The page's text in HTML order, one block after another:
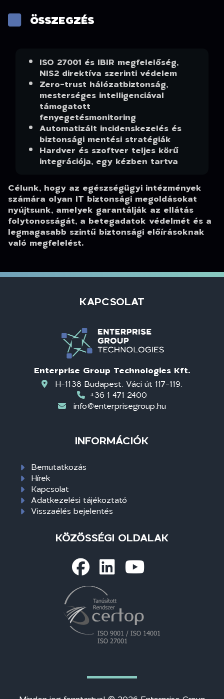
ÖSSZEGZÉS
ISO 27001 és IBIR megfelelőség,
NIS2 direktíva szerinti védelem
Zero-trust hálózatbiztonság,
mesterséges intelligenciával
támogatott
fenyegetésmonitoring
Automatizált incidenskezelés és
biztonsági mentési stratégiák
Hardver és szoftver teljes körű
integrációja, egy kézben tartva
Célunk, hogy az egészségügyi intézmények
számára olyan IT biztonsági megoldásokat
nyújtsunk, amelyek garantálják az ellátás
folytonosságát, a betegadatok védelmét és a
legmagasabb szintű biztonsági előírásoknak
való megfelelést.
KAPCSOLAT
Enterprise Group Technologies Kft.
H-1138 Budapest, Váci út 117-119.
+36 1 471 2400
info@enterprisegroup.hu
INFORMÁCIÓK
Bemutatkozás
Hírek
Kapcsolat
Adatkezelési tájékoztató
Visszaélés bejelentés
KÖZÖSSÉGI OLDALAK